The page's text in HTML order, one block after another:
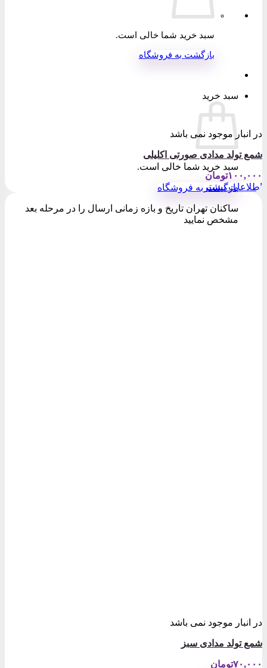
سبد خرید شما خالی است.
بازگشت به فروشگاه
سبد خرید
سبد خرید شما خالی است.
بازگشت به فروشگاه
ساکنان تهران تاریخ و بازه زمانی ارسال را در مرحله بعد
مشخص نمایید
در انبار موجود نمی باشد
شمع تولد مدادی صورتی اکلیلی
۱۰۰,۰۰۰تومان
اطلاعات بیشتر
در انبار موجود نمی باشد
شمع تولد مدادی سبز
۷۰,۰۰۰تومان